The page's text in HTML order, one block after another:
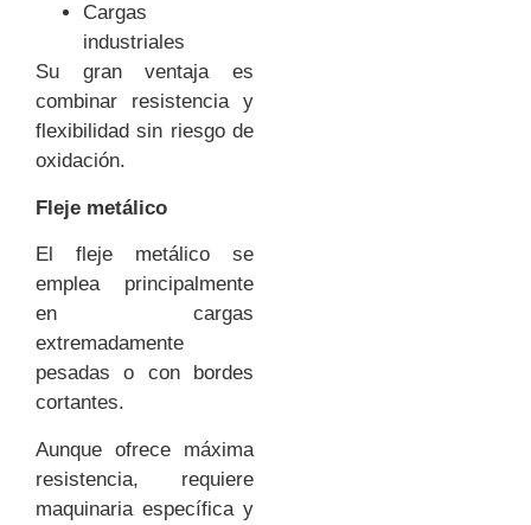
Cargas
industriales
Su gran ventaja es
combinar resistencia y
flexibilidad sin riesgo de
oxidación.
Fleje metálico
El fleje metálico se
emplea principalmente
en cargas
extremadamente
pesadas o con bordes
cortantes.
Aunque ofrece máxima
resistencia, requiere
maquinaria específica y